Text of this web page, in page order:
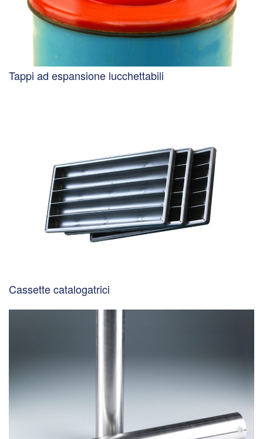
Tappi ad espansione lucchettabili
Cassette catalogatrici